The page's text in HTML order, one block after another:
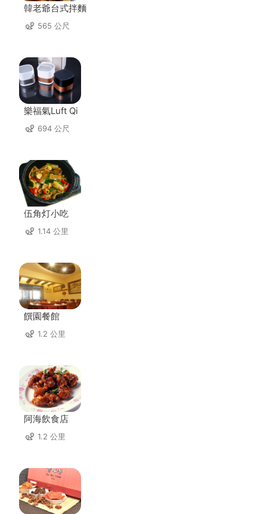
韓老爺台式拌麵
565 公尺
樂福氣Luft Qi
694 公尺
伍角灯小吃
1.14 公里
饌園餐館
1.2 公里
阿海飲食店
1.2 公里